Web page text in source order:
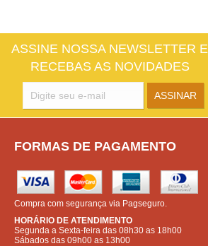
ASSINE NOSSA NEWSLETTER E
RECEBAS AS NOVIDADES
FORMAS DE PAGAMENTO
Compra com segurança via Pagseguro.
HORÁRIO DE ATENDIMENTO
Segunda a Sexta-feira das 08h30 as 18h00
Sábados das 09h00 as 13h00